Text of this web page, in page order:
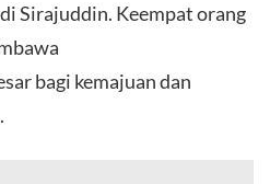
Sirajuddin. Keempat orang
bagi kemajuan dan